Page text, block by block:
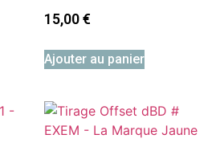
15,00€
Ajouter au panier